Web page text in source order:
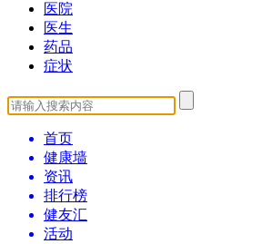
医院
医生
药品
症状
首页
健康墙
资讯
排行榜
健友汇
活动